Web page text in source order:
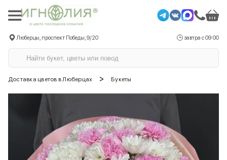
Люберцы, проспект Победы, 9/20 завтра с 09:00
Доставка цветов в Люберцах > Букеты